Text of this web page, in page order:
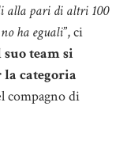
li alla pari di altri 100
ha eguali”, ci
team si
categoria
compagno di